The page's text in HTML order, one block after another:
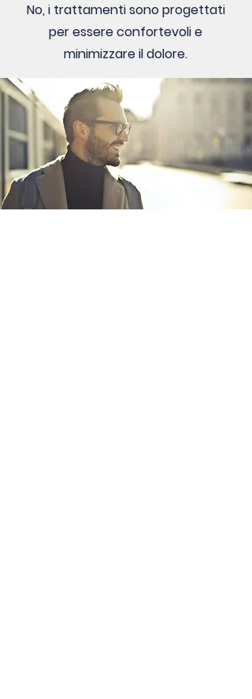
No, i trattamenti sono progettati
per essere confortevoli e
minimizzare il dolore.